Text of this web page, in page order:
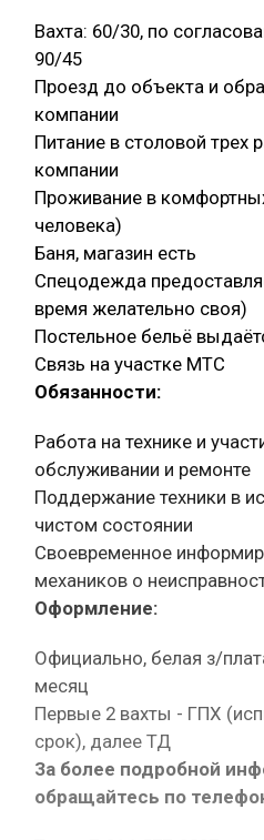
Вахта: 60/30, по
90/45
Проезд до объекта и
компании
Питание в столовой трех
компании
Проживание в
человека)
Баня, магазин есть
Спецодежда
время желательно своя)
Постельное бельё
Связь на участке МТС
Обязанности:
Работа на технике и
обслуживании и ремонте
Поддержание техники в
чистом состоянии
Своевременное
механиков о
Оформление:
Официально, белая з/
месяц
Первые 2 вахты - ГПХ
срок), далее ТД
За более подробной
обращайтесь по